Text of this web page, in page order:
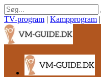
TV-program | Kampprogram |